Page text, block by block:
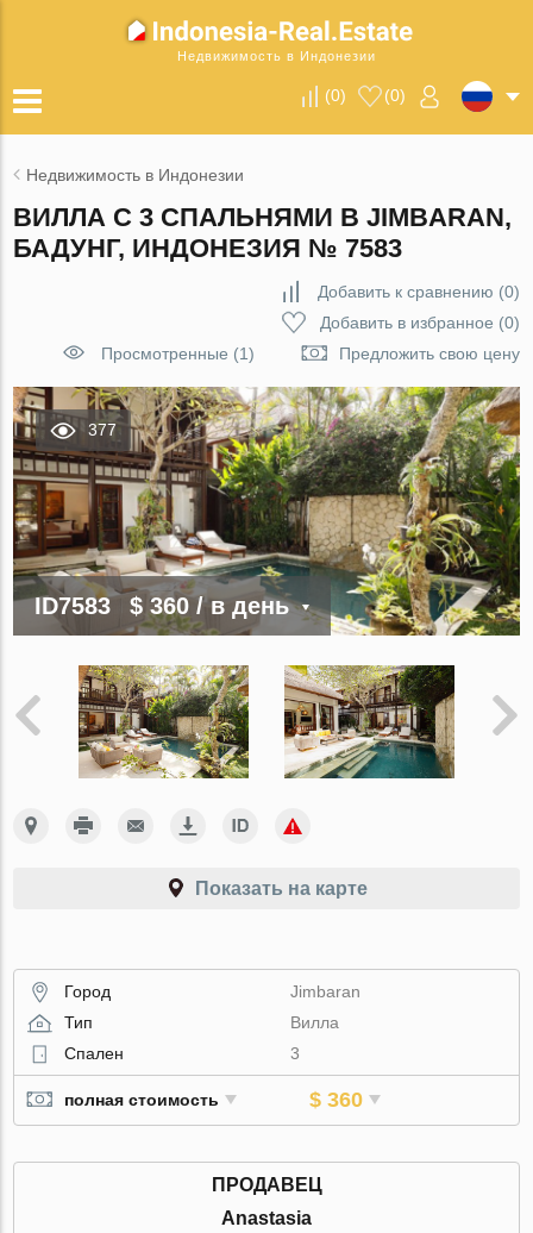
Недвижимость в Индонезии
(0) (0)
Недвижимость в Индонезии
ВИЛЛА С 3 СПАЛЬНЯМИ В JIMBARAN,
БАДУНГ, ИНДОНЕЗИЯ № 7583
Добавить к сравнению (0)
Добавить в избранное (0)
Просмотренные (1)
Предложить свою цену
377
ID7583 $ 360/ в день
Показать на карте
Город
Jimbaran
Тип
Вилла
Спален
3
полная стоимость $ 360
ПРОДАВЕЦ
Anastasia